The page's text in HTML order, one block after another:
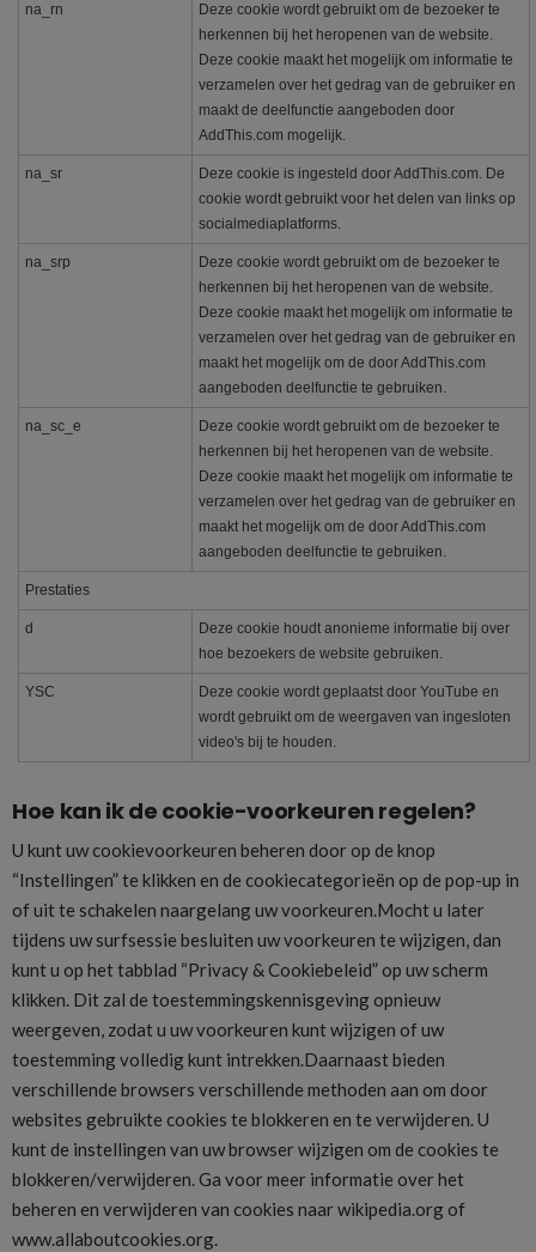
na_rn
Deze cookie wordt gebruikt om de bezoeker te
herkennen bij het heropenen van de website.
Deze cookie maakt het mogelijk om informatie te
verzamelen over het gedrag van de gebruiker en
maakt de deelfunctie aangeboden door
AddThis.com mogelijk.
na_sr
Deze cookie is ingesteld door AddThis.com. De
cookie wordt gebruikt voor het delen van links op
socialmediaplatforms.
na_srp
Deze cookie wordt gebruikt om de bezoeker te
herkennen bij het heropenen van de website.
Deze cookie maakt het mogelijk om informatie te
verzamelen over het gedrag van de gebruiker en
maakt het mogelijk om de door AddThis.com
aangeboden deelfunctie te gebruiken.
na_sc_e
Deze cookie wordt gebruikt om de bezoeker te
herkennen bij het heropenen van de website.
Deze cookie maakt het mogelijk om informatie te
verzamelen over het gedrag van de gebruiker en
maakt het mogelijk om de door AddThis.com
aangeboden deelfunctie te gebruiken.
Prestaties
d
Deze cookie houdt anonieme informatie bij over
hoe bezoekers de website gebruiken.
YSC
Deze cookie wordt geplaatst door YouTube en
wordt gebruikt om de weergaven van ingesloten
video's bij te houden.
Hoe kan ik de cookie-voorkeuren regelen?
U kunt uw cookievoorkeuren beheren door op de knop
“Instellingen” te klikken en de cookiecategorieën op de pop-up in
of uit te schakelen naargelang uw voorkeuren.Mocht u later
tijdens uw surfsessie besluiten uw voorkeuren te wijzigen, dan
kunt u op het tabblad “Privacy & Cookiebeleid” op uw scherm
klikken. Dit zal de toestemmingskennisgeving opnieuw
weergeven, zodat u uw voorkeuren kunt wijzigen of uw
toestemming volledig kunt intrekken.Daarnaast bieden
verschillende browsers verschillende methoden aan om door
websites gebruikte cookies te blokkeren en te verwijderen. U
kunt de instellingen van uw browser wijzigen om de cookies te
blokkeren/verwijderen. Ga voor meer informatie over het
beheren en verwijderen van cookies naar wikipedia.org of
www.allaboutcookies.org.